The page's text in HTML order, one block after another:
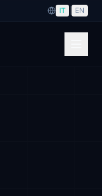
IT EN